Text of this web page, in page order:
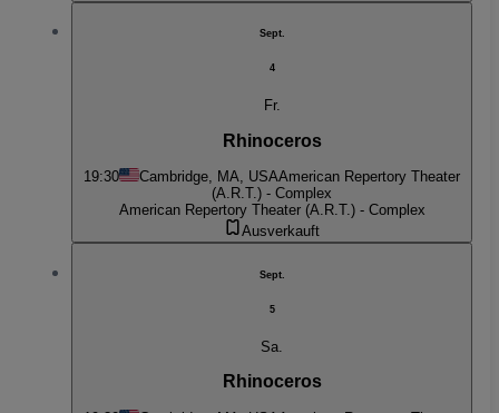
Sept.
4
Fr.
Rhinoceros
19:30 Cambridge, MA, USAAmerican Repertory Theater
(A.R.T.) - Complex
American Repertory Theater (A.R.T.) - Complex
Ausverkauft
Sept.
5
Sa.
Rhinoceros